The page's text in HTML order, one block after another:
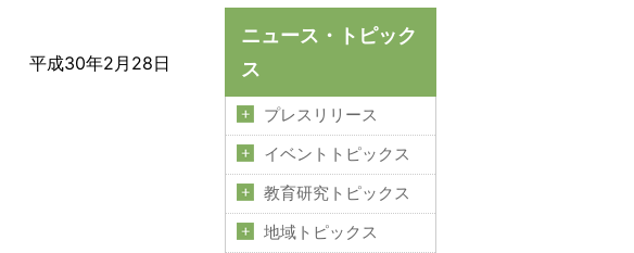
平成30年2月28日
ニュース・トピック
ス
プレスリリース
イベントトピックス
教育研究トピックス
地域トピックス